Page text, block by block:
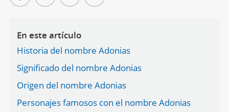
En este artículo
Historia del nombre Adonias
Significado del nombre Adonias
Origen del nombre Adonias
Personajes famosos con el nombre Adonias